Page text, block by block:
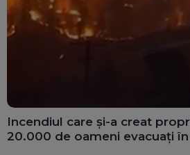
Incendiul care și-a creat
20.000 de oameni evacuați